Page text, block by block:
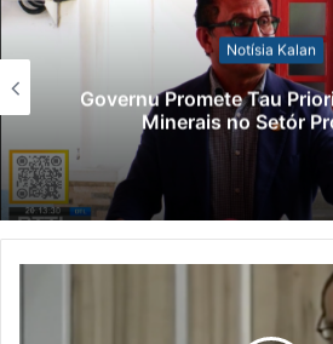
Notísia Kalan
Governu Promete Tau
Minerais no Setór